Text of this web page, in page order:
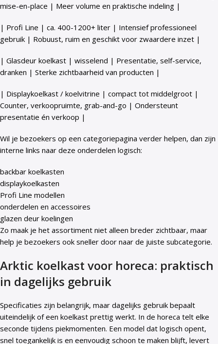
mise-en-place | Meer volume en praktische indeling |
| Profi Line | ca. 400-1200+ liter | Intensief professioneel
gebruik | Robuust, ruim en geschikt voor zwaardere inzet |
| Glasdeur koelkast | wisselend | Presentatie, self-service,
dranken | Sterke zichtbaarheid van producten |
| Displaykoelkast / koelvitrine | compact tot middelgroot |
Counter, verkoopruimte, grab-and-go | Ondersteunt
presentatie én verkoop |
Wil je bezoekers op een categoriepagina verder helpen, dan zijn
interne links naar deze onderdelen logisch:
backbar koelkasten
displaykoelkasten
Profi Line modellen
onderdelen en accessoires
glazen deur koelingen
Zo maak je het assortiment niet alleen breder zichtbaar, maar
help je bezoekers ook sneller door naar de juiste subcategorie.
Arktic koelkast voor horeca: praktisch
in dagelijks gebruik
Specificaties zijn belangrijk, maar dagelijks gebruik bepaalt
uiteindelijk of een koelkast prettig werkt. In de horeca telt elke
seconde tijdens piekmomenten. Een model dat logisch opent,
snel toegankelijk is en eenvoudig schoon te maken blijft, levert